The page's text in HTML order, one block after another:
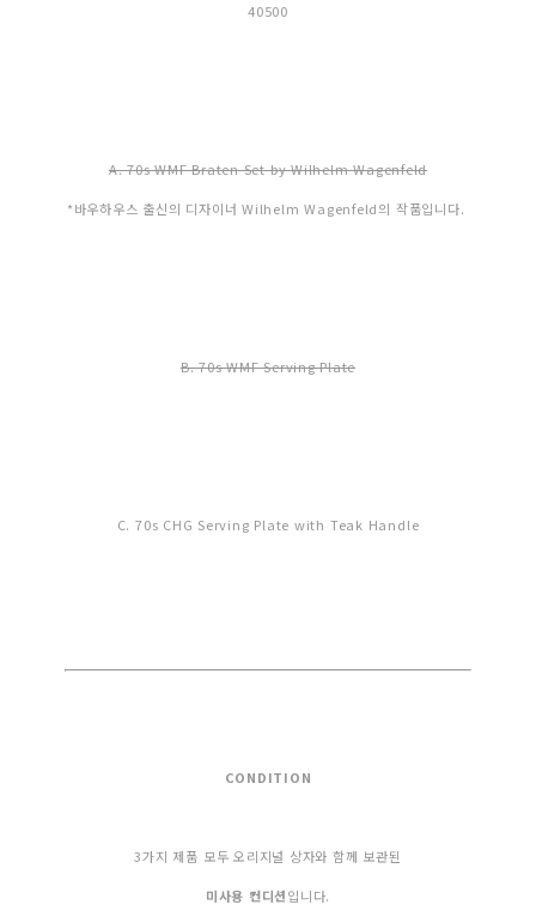
40500
A. 70s WMF Braten Set by Wilhelm Wagenfeld
*바우하우스 출신의 디자이너 Wilhelm Wagenfeld의 작품입니다.
B. 70s WMF Serving Plate
C. 70s CHG Serving Plate with Teak Handle
CONDITION
3가지 제품 모두 오리지널 상자와 함께 보관된
미사용 컨디션입니다.